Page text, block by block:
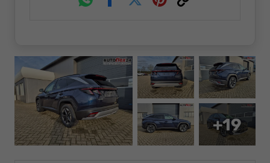
WhatsappFacebookTwitterPinterest
Link
+19